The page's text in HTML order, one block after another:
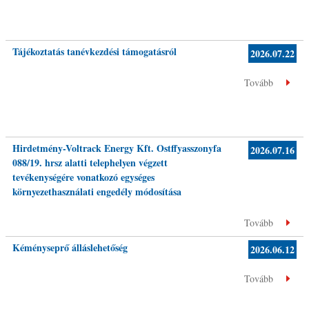
Tájékoztatás tanévkezdési támogatásról 2026.07.22
Tovább
Hirdetmény-Voltrack Energy Kft. Ostffyasszonyfa
088/19. hrsz alatti telephelyen végzett
tevékenységére vonatkozó egységes
környezethasználati engedély módosítása
2026.07.16
Tovább
Kéményseprő álláslehetőség 2026.06.12
Tovább